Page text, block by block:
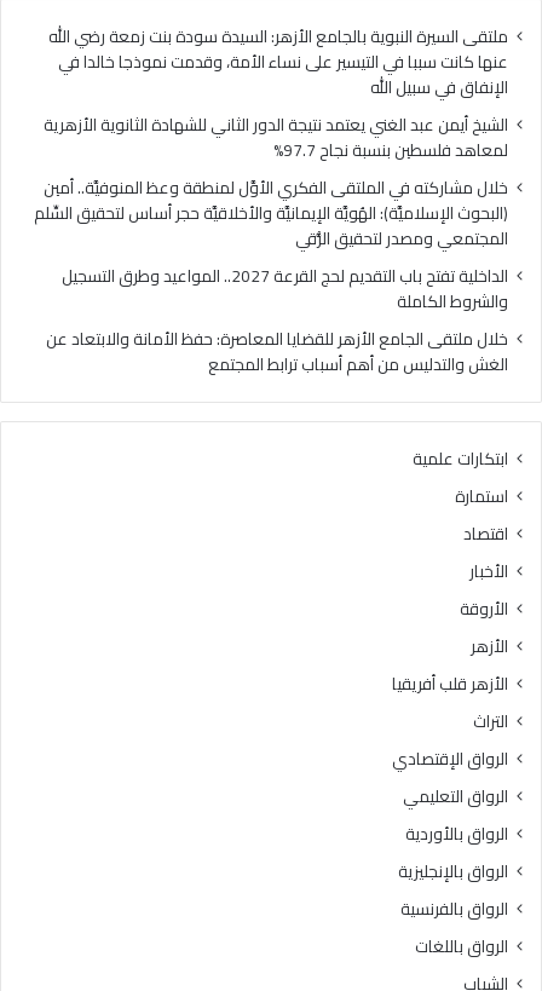
بنسبة
نجاح
97.7%
ملتقى السيرة النبوية بالجامع الأزهر: السيدة سودة بنت زمعة رضي الله
عنها كانت سببا في التيسير على نساء الأمة، وقدمت نموذجا خالدا في
الإنفاق في سبيل الله
الشيخ أيمن عبد الغني يعتمد نتيجة الدور الثاني للشهادة الثانوية الأزهرية
لمعاهد فلسطين بنسبة نجاح 97.7%
خلال مشاركته في الملتقى الفكري الأوَّل لمنطقة وعظ المنوفيَّة.. أمين
(البحوث الإسلاميَّة): الهُويَّة الإيمانيَّة والأخلاقيَّة حجر أساس لتحقيق السِّلم
المجتمعي ومصدر لتحقيق الرُّقي
الداخلية تفتح باب التقديم لحج القرعة 2027.. المواعيد وطرق التسجيل
والشروط الكاملة
خلال ملتقى الجامع الأزهر للقضايا المعاصرة: حفظ الأمانة والابتعاد عن
الغش والتدليس من أهم أسباب ترابط المجتمع
ابتكارات علمية
استمارة
اقتصاد
الأخبار
الأروقة
الأزهر
الأزهر قلب أفريقيا
التراث
الرواق الإقتصادي
الرواق التعليمي
الرواق بالأوردية
الرواق بالإنجليزية
الرواق بالفرنسية
الرواق باللغات
الشباب